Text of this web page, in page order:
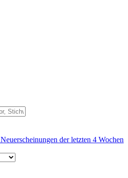
Neuerscheinungen der letzten 4 Wochen